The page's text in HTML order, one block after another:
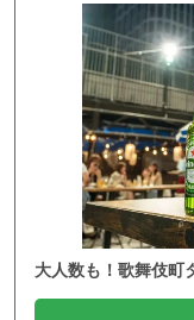
大人数も！歌舞伎町